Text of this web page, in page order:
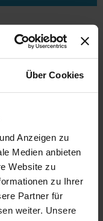
Über Cookies
Anzeigen zu
Medien anbieten
Website zu
zu Ihrer
Partner für
weiter. Unsere
ABE